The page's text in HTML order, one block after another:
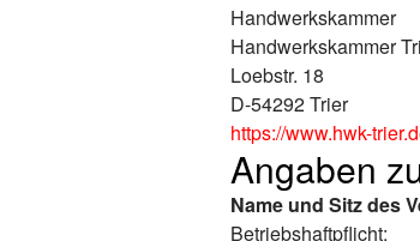
Handwerkskammer
Handwerkskammer
Loebstr. 18
D-54292 Trier
https://www.hwk-
Angaben
Name und Sitz des
Betriebshaftpflicht: